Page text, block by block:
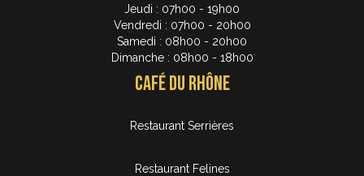
Jeudi : 07h00 - 19h00
Vendredi : 07h00 - 20h00
Samedi : 08h00 - 20h00
Dimanche : 08h00 - 18h00
Café du Rhône
Restaurant Serrières
Restaurant Felines